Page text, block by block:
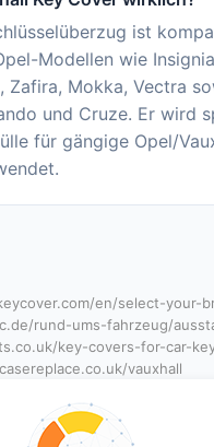
ist
Modellen wie
Zafira, Mokka, Vectra
und Cruze. Er wird
für gängige Opel/
en/select-your-
rund-ums-fahrzeug/
key-covers-for-car-
vauxhall